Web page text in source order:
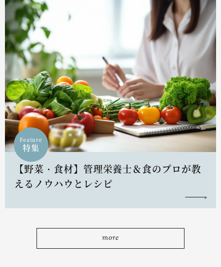
Feature
特集
【野菜・食材】管理栄養士＆食のプロが教
えるノウハウとレシピ
more